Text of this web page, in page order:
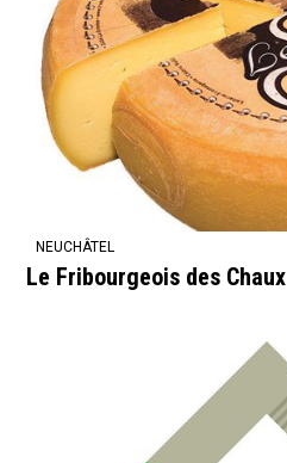
NEUCHÂTEL
Le Fribourgeois des Chaux